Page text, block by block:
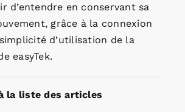
d’entendre en conservant sa
grâce à la connexion
d’utilisation de la
easyTek.
la liste des articles